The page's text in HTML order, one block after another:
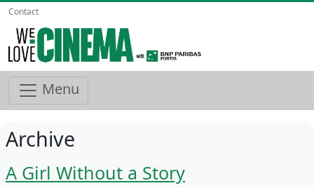
Contact
Menu
Archive
A Girl Without a Story